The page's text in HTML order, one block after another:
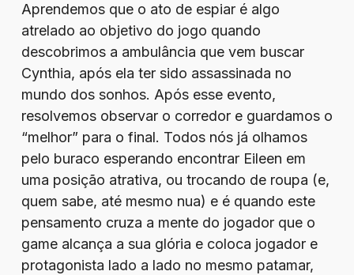
Aprendemos que o ato de espiar é algo
atrelado ao objetivo do jogo quando
descobrimos a ambulância que vem buscar
Cynthia, após ela ter sido assassinada no
mundo dos sonhos. Após esse evento,
resolvemos observar o corredor e guardamos o
“melhor” para o final. Todos nós já olhamos
pelo buraco esperando encontrar Eileen em
uma posição atrativa, ou trocando de roupa (e,
quem sabe, até mesmo nua) e é quando este
pensamento cruza a mente do jogador que o
game alcança a sua glória e coloca jogador e
protagonista lado a lado no mesmo patamar,